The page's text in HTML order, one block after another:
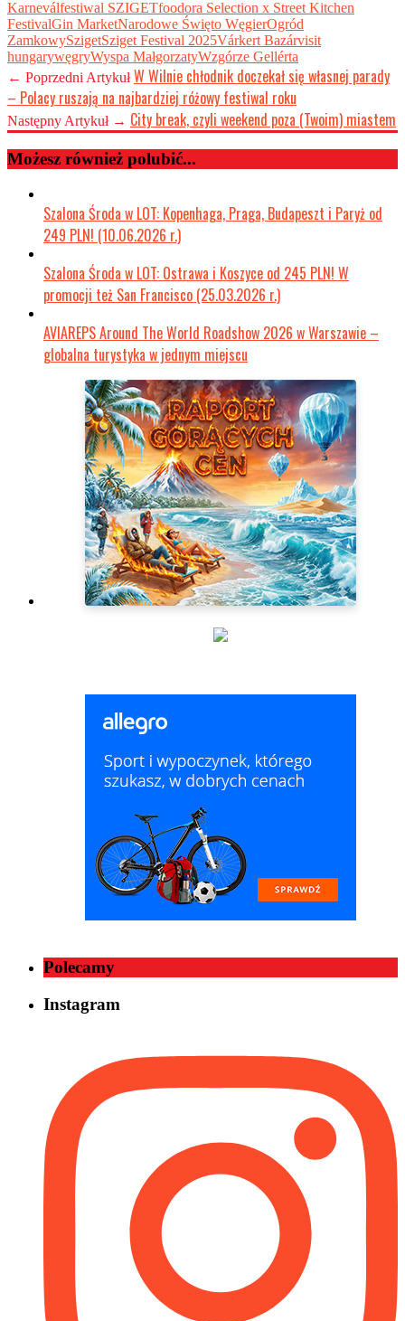
Karneválfestiwal SZIGETfoodora Selection x Street Kitchen
FestivalGin MarketNarodowe Święto WęgierOgród
ZamkowySzigetSziget Festival 2025Várkert Bazárvisit
hungarywęgryWyspa MałgorzatyWzgórze Gellérta
← Poprzedni ArtykułW Wilnie chłodnik doczekał się własnej parady
– Polacy ruszają na najbardziej różowy festiwal roku
Następny Artykuł → City break, czyli weekend poza (Twoim) miastem
Możesz również polubić...
Szalona Środa w LOT: Kopenhaga, Praga, Budapeszt i Paryż od
249 PLN! (10.06.2026 r.)
Szalona Środa w LOT: Ostrawa i Koszyce od 245 PLN! W
promocji też San Francisco (25.03.2026 r.)
AVIAREPS Around The World Roadshow 2026 w Warszawie –
globalna turystyka w jednym miejscu
Polecamy
Instagram